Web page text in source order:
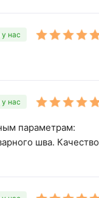
нас
нас
параметрам:
шва. Качество